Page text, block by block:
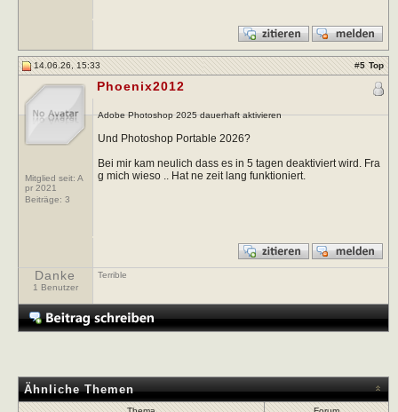
14.06.26, 15:33 #5 Top
Mitglied seit: A
pr 2021
Beiträge: 3
Phoenix2012
Adobe Photoshop 2025 dauerhaft aktivieren
Und Photoshop Portable 2026?
Bei mir kam neulich dass es in 5 tagen deaktiviert wird. Fra
g mich wieso .. Hat ne zeit lang funktioniert.
Danke
1 Benutzer
Terrible
Ähnliche Themen